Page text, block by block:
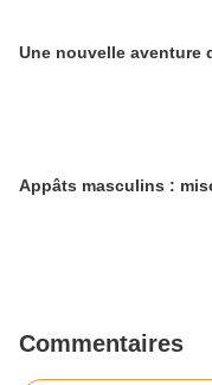
Une nouvelle aventure
Appâts masculins :
Commentaires